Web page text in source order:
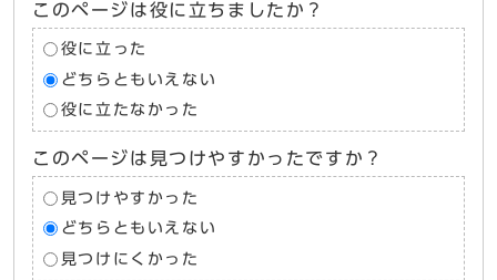
このページは役に立ちましたか？
役に立った
どちらともいえない
役に立たなかった
このページは見つけやすかったですか？
見つけやすかった
どちらともいえない
見つけにくかった